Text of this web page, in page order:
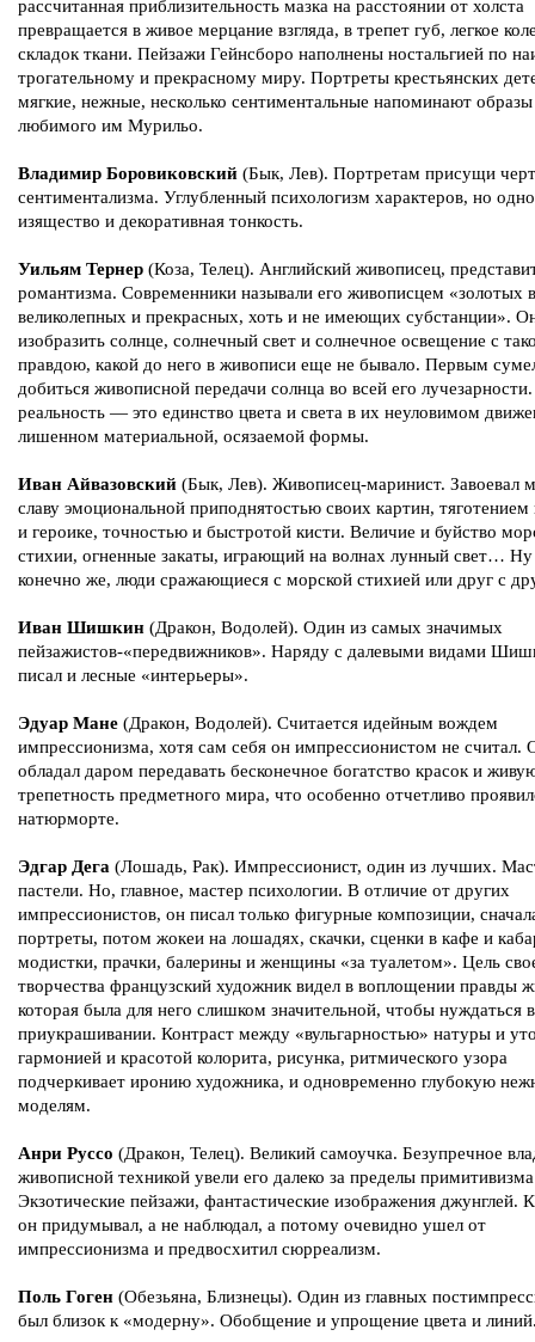
рассчитанная приблизительность мазка на расстоянии от холста
превращается в живое мерцание взгляда, в трепет губ, легкое
складок ткани. Пейзажи Гейнсборо наполнены ностальгией по
трогательному и прекрасному миру. Портреты крестьянских
мягкие, нежные, несколько сентиментальные напоминают образы
любимого им Мурильо.
Владимир Боровиковский (Бык, Лев). Портретам присущи
сентиментализма. Углубленный психологизм характеров, но
изящество и декоративная тонкость.
Уильям Тернер (Коза, Телец). Английский живописец,
романтизма. Современники называли его живописцем «золотых
великолепных и прекрасных, хоть и не имеющих субстанции».
изобразить солнце, солнечный свет и солнечное освещение с
правдою, какой до него в живописи еще не бывало. Первым
добиться живописной передачи солнца во всей его
реальность — это единство цвета и света в их неуловимом
лишенном материальной, осязаемой формы.
Иван Айвазовский (Бык, Лев). Живописец-маринист. Завоевал
славу эмоциональной приподнятостью своих картин,
и героике, точностью и быстротой кисти. Величие и буйство
стихии, огненные закаты, играющий на волнах лунный свет…
конечно же, люди сражающиеся с морской стихией или друг с
Иван Шишкин (Дракон, Водолей). Один из самых значимых
пейзажистов-«передвижников». Наряду с далевыми видами
писал и лесные «интерьеры».
Эдуар Мане (Дракон, Водолей). Считается идейным вождем
импрессионизма, хотя сам себя он импрессионистом не считал.
обладал даром передавать бесконечное богатство красок и
трепетность предметного мира, что особенно отчетливо
натюрморте.
Эдгар Дега (Лошадь, Рак). Импрессионист, один из лучших.
пастели. Но, главное, мастер психологии. В отличие от других
импрессионистов, он писал только фигурные композиции,
портреты, потом жокеи на лошадях, скачки, сценки в кафе и
модистки, прачки, балерины и женщины «за туалетом». Цель
творчества французский художник видел в воплощении правды
которая была для него слишком значительной, чтобы нуждаться в
приукрашивании. Контраст между «вульгарностью» натуры и
гармонией и красотой колорита, рисунка, ритмического узора
подчеркивает иронию художника, и одновременно глубокую
моделям.
Анри Руссо (Дракон, Телец). Великий самоучка. Безупречное
живописной техникой увели его далеко за пределы
Экзотические пейзажи, фантастические изображения джунглей.
он придумывал, а не наблюдал, а потому очевидно ушел от
импрессионизма и предвосхитил сюрреализм.
Поль Гоген (Обезьяна, Близнецы). Один из главных
был близок к «модерну». Обобщение и упрощение цвета и